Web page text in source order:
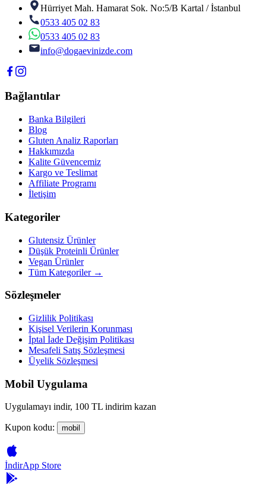
Hürriyet Mah. Hamarat Sok. No:5/B Kartal / İstanbul
0533 405 02 83
0533 405 02 83
info@dogaevinizde.com
Bağlantılar
Banka Bilgileri
Blog
Gluten Analiz Raporları
Hakkımızda
Kalite Güvencemiz
Kargo ve Teslimat
Affiliate Programı
İletişim
Kategoriler
Glutensiz Ürünler
Düşük Proteinli Ürünler
Vegan Ürünler
Tüm Kategoriler →
Sözleşmeler
Gizlilik Politikası
Kişisel Verilerin Korunması
İptal İade Değişim Politikası
Mesafeli Satış Sözleşmesi
Üyelik Sözleşmesi
Mobil Uygulama
Uygulamayı indir, 100 TL indirim kazan
Kupon kodu: mobil
İndirApp Store